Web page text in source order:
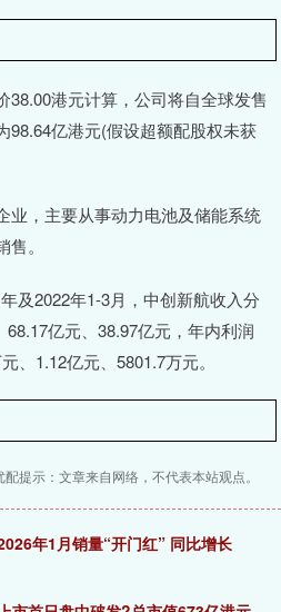
38.00港元计算，公司将自全球发售
98.64亿港元(假设超额配股权未获
业，主要从事动力电池及储能系统
。
及2022年1-3月，中创新航收入分
亿元、38.97亿元，年内利润
、1.12亿元、5801.7万元。
配提示：文章来自网络，不代表本站观点。
年1月销量“开门红” 同比增长